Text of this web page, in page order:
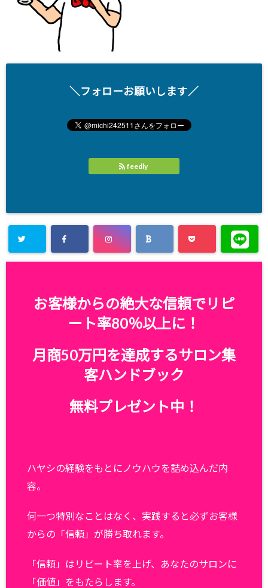
＼フォローお願いします／
feedly
お客様からの絶大な信頼でリピ
ート率80％以上に！
月商50万円を達成するサロン集
客ハンドブック
無料プレゼント中！
ハヤシの経験をもとにノウハウを詰め込んだ内
容。
何一つ特別なことはなく、実践すると必ずお客様
からの「信頼」が勝ち取れます。
「信頼」はリピート率を上げ、あなたのサロンに
「価値」をもたらします。